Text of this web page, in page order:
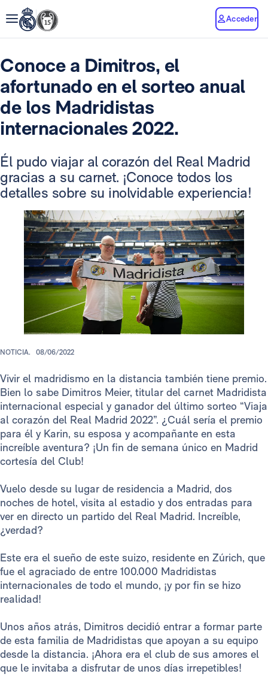
Acceder
Conoce a Dimitros, el
afortunado en el sorteo anual
de los Madridistas
internacionales 2022.
Él pudo viajar al corazón del Real Madrid
gracias a su carnet. ¡Conoce todos los
detalles sobre su inolvidable experiencia!
NOTICIA. 08/06/2022
Vivir el madridismo en la distancia también tiene premio.
Bien lo sabe Dimitros Meier, titular del carnet Madridista
internacional especial y ganador del último sorteo “Viaja
al corazón del Real Madrid 2022”. ¿Cuál sería el premio
para él y Karin, su esposa y acompañante en esta
increíble aventura? ¡Un fin de semana único en Madrid
cortesía del Club!
Vuelo desde su lugar de residencia a Madrid, dos
noches de hotel, visita al estadio y dos entradas para
ver en directo un partido del Real Madrid. Increíble,
¿verdad?
Este era el sueño de este suizo, residente en Zúrich, que
fue el agraciado de entre 100.000 Madridistas
internacionales de todo el mundo, ¡y por fin se hizo
realidad!
Unos años atrás, Dimitros decidió entrar a formar parte
de esta familia de Madridistas que apoyan a su equipo
desde la distancia. ¡Ahora era el club de sus amores el
que le invitaba a disfrutar de unos días irrepetibles!